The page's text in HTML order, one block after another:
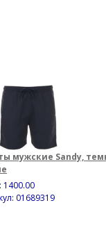
мужские Sandy,
1400.00
01689319